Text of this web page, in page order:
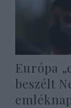
Európa
beszélt